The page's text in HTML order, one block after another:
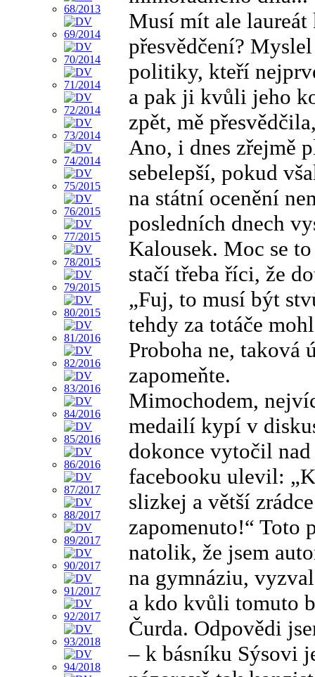
Musí mít ale
přesvědčení?
politiky, kteří
a pak ji kvůli jeho
zpět, mě
Ano, i dnes zřejmě
sebelepší, pokud
na státní ocenění
posledních dnech
Kalousek. Moc se
stačí třeba říci, že
„Fuj, to musí být
tehdy za totáče
Proboha ne, taková
zapomeňte.
Mimochodem,
medailí kypí v
dokonce vytočil
facebooku ulevil:
slizkej a větší
zapomenuto!“ Toto
natolik, že jsem
na gymnáziu,
a kdo kvůli tomuto
Čurda. Odpovědi
– k básníku Sýsovi